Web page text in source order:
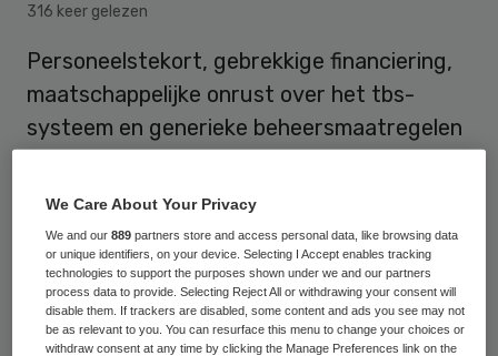
316 keer gelezen
Personeelstekort, gebrekkige financiering,
maatschappelijke onrust over het tbs-
systeem en generieke beheersmaatregelen
gestelden langdurig in tbs-klinieken verblijft
zonder perspectief op door- of uitstroom.
Dat staat in eenrapport van de Raad voor
Strafrechtstoepassing en
We Care About Your Privacy
We and our889 partners store and access personal data, like browsing data
or unique identifiers, on your device. Selecting I Accept enables tracking
technologies to support the purposes shown under we and our partners
process data to provide. Selecting Reject All or withdrawing your consent will
disable them. If trackers are disabled, some content and ads you see may not
be as relevant to you. You can resurface this menu to change your choices or
withdraw consent at any time by clicking the Manage Preferences link on the